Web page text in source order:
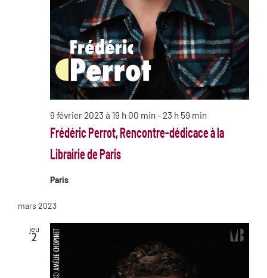
Frédéric Perrot, Rencontre-dédicace à la
Librairie de Paris
9 février 2023 à 19 h 00 min- 23 h 59 min
Paris
mars 2023
jeu
2